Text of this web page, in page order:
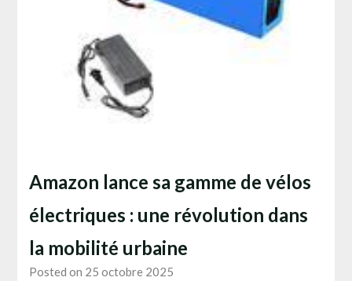
Amazon lance sa gamme de vélos
électriques : une révolution dans
la mobilité urbaine
Posted on 25 octobre 2025